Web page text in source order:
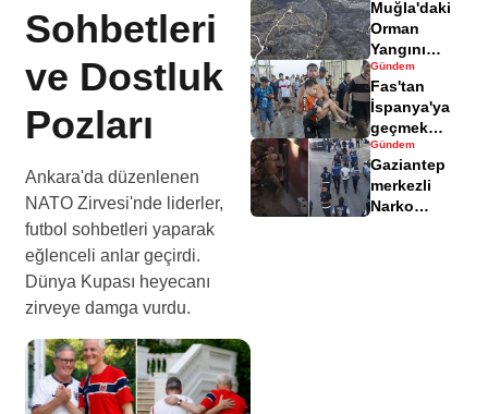
Sohbetleri
ve Dostluk
Pozları
Ankara'da düzenlenen
NATO Zirvesi'nde liderler,
futbol sohbetleri yaparak
eğlenceli anlar geçirdi.
Dünya Kupası heyecanı
zirveye damga vurdu.
yaralandı
Muğla'daki
Orman
Yangını
Sonrası
Zarar Gören
Alanlar
Havadisinde
Gündem
Fas'tan
İspanya'ya
geçmek
isteyen
göçmenler
geri döndü
Gündem
Gaziantep
merkezli
Narko